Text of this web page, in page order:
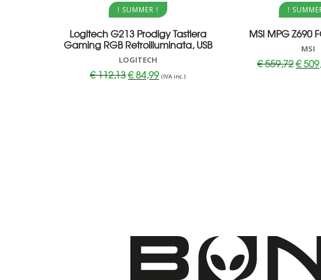
Aggiungi al carrello
! SUMMER !
Logitech G213 Prodigy Tastiera
Gaming RGB Retroilluminata, USB
LOGITECH
€112,13Il
prezzo
€84,99Il
prezzo
(IVA inc.)
Aggiungi al
!
MSI MPG Z690
MSI
€559,72Il
prezzo
€